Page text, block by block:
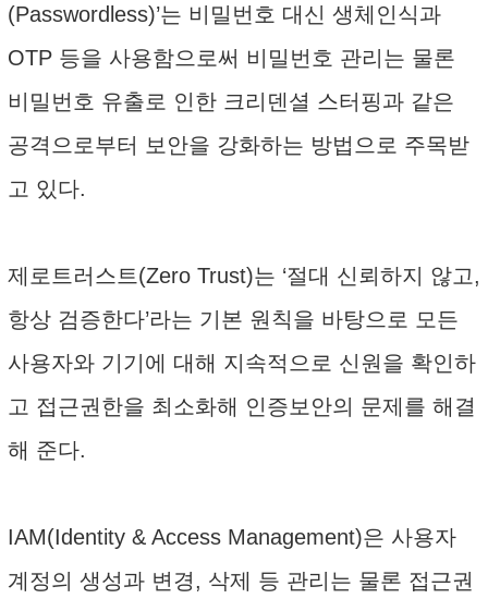
(Passwordless)’는 비밀번호 대신 생체인식과
OTP 등을 사용함으로써 비밀번호 관리는 물론
비밀번호 유출로 인한 크리덴셜 스터핑과 같은
공격으로부터 보안을 강화하는 방법으로 주목받
고 있다.
제로트러스트(Zero Trust)는 ‘절대 신뢰하지 않고,
항상 검증한다’라는 기본 원칙을 바탕으로 모든
사용자와 기기에 대해 지속적으로 신원을 확인하
고 접근권한을 최소화해 인증보안의 문제를 해결
해 준다.
IAM(Identity & Access Management)은 사용자
계정의 생성과 변경, 삭제 등 관리는 물론 접근권